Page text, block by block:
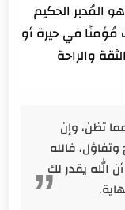
المُدبر الحكيم
مُؤمنًا في حيرة أو
والراحة
تظن، وإن
فالله
الله يقدر لك